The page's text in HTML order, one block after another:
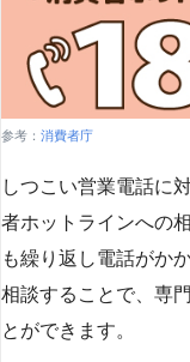
参考： 消費者庁
しつこい営業電話に
者ホットラインへの
も繰り返し電話がか
相談することで、専
とができます​​。